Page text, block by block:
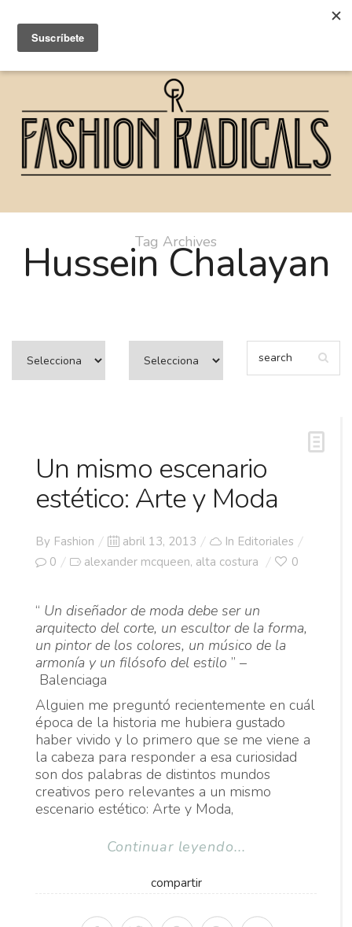
Tag Archives
Hussein Chalayan
Un mismo escenario
estético: Arte y Moda
By Fashion
Posted
on
abril 13, 2013 In Editoriales
0
alexander mcqueen, alta costura 0
“ Un diseñador de moda debe ser un
arquitecto del corte, un escultor de la forma,
un pintor de los colores, un músico de la
armonía y un filósofo del estilo ” –
Balenciaga
Alguien me preguntó recientemente en cuál
época de la historia me hubiera gustado
haber vivido y lo primero que se me viene a
la cabeza para responder a esa curiosidad
son dos palabras de distintos mundos
creativos pero relevantes a un mismo
escenario estético: Arte y Moda,
Continuar leyendo...
compartir